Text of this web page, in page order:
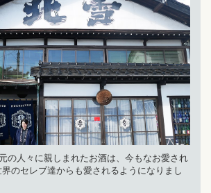
の人々に親しまれたお酒は、今もなお愛され
のセレブ達からも愛されるようになりまし